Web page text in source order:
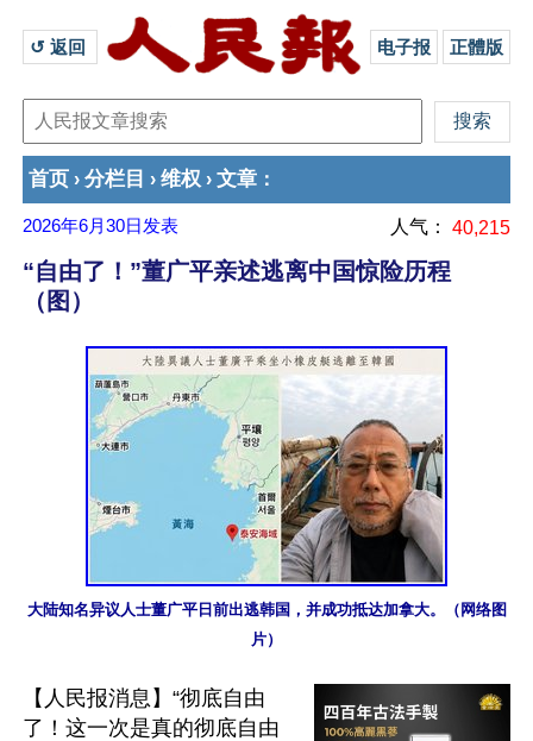
↺ 返回 电子报 正體版
首页 › 分栏目 › 维权 › 文章 ：
2026年6月30日 发表 人气： 40,215
“自由了！”董广平亲述逃离中国惊险历程
（图）
大陆知名异议人士董广平日前出逃韩国，并成功抵达加拿大。（网络图
片）
【人民报消息】“彻底自由
了！这一次是真的彻底自由